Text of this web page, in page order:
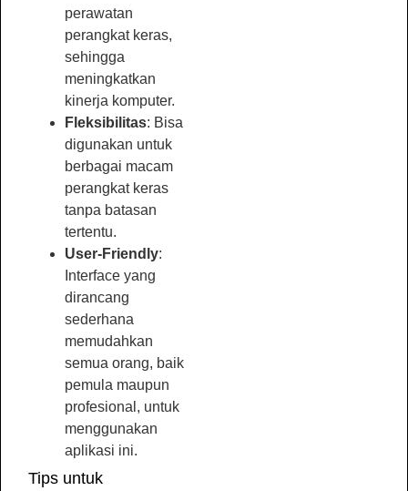
perawatan
perangkat keras,
sehingga
meningkatkan
kinerja komputer.
Fleksibilitas: Bisa
digunakan untuk
berbagai macam
perangkat keras
tanpa batasan
tertentu.
User-Friendly:
Interface yang
dirancang
sederhana
memudahkan
semua orang, baik
pemula maupun
profesional, untuk
menggunakan
aplikasi ini.
Tips untuk